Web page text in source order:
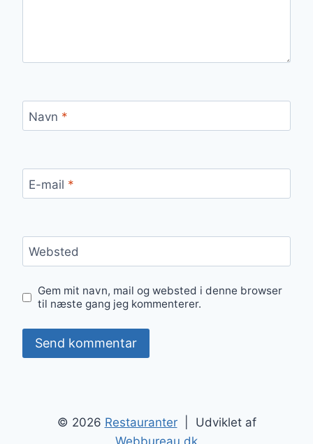
Navn *
E-mail *
Websted
Gem mit navn, mail og websted i denne browser
til næste gang jeg kommenterer.
© 2026 Restauranter| Udviklet af